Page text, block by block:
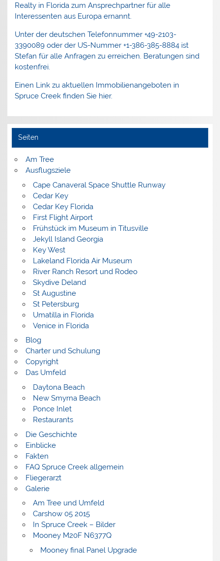
Realty in Florida zum Ansprechpartner für alle
Interessenten aus Europa ernannt.
Unter der deutschen Telefonnummer +49-2103-
3390089 oder der US-Nummer +1-386-385-8884 ist
Stefan für alle Anfragen zu erreichen. Beratungen sind
kostenfrei.
Einen Link zu aktuellen Immobilienangeboten in
Spruce Creek finden Sie hier.
Seiten
Am Tree
Ausflugsziele
Cape Canaveral Space Shuttle Runway
Cedar Key
Cedar Key Florida
First Flight Airport
Frühstück im Museum in Titusville
Jekyll Island Georgia
Key West
Lakeland Florida Air Museum
River Ranch Resort und Rodeo
Skydive Deland
St Augustine
St Petersburg
Umatilla in Florida
Venice in Florida
Blog
Charter und Schulung
Copyright
Das Umfeld
Daytona Beach
New Smyrna Beach
Ponce Inlet
Restaurants
Die Geschichte
Einblicke
Fakten
FAQ Spruce Creek allgemein
Fliegerarzt
Galerie
Am Tree und Umfeld
Carshow 05 2015
In Spruce Creek – Bilder
Mooney M20F N6377Q
Mooney final Panel Upgrade